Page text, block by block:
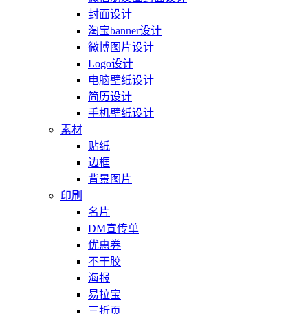
封面设计
淘宝banner设计
微博图片设计
Logo设计
电脑壁纸设计
简历设计
手机壁纸设计
素材
贴纸
边框
背景图片
印刷
名片
DM宣传单
优惠券
不干胶
海报
易拉宝
三折页